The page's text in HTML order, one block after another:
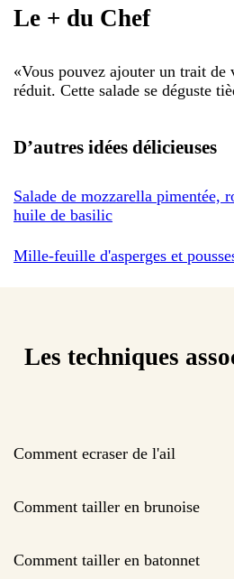
Le + du Chef
«Vous pouvez ajouter un trait de
réduit. Cette salade se déguste
D’autres idées délicieuses
Salade de mozzarella pimentée,
huile de basilic
Mille-feuille d'asperges et
Les techniques
Comment ecraser de l'ail
Comment tailler en brunoise
Comment tailler en batonnet